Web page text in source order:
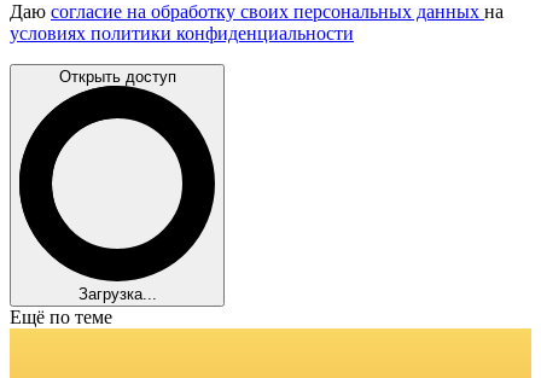
Даю согласие на обработку своих персональных данных на
условиях политики конфиденциальности
Открыть доступ
Загрузка...
Ещё по теме